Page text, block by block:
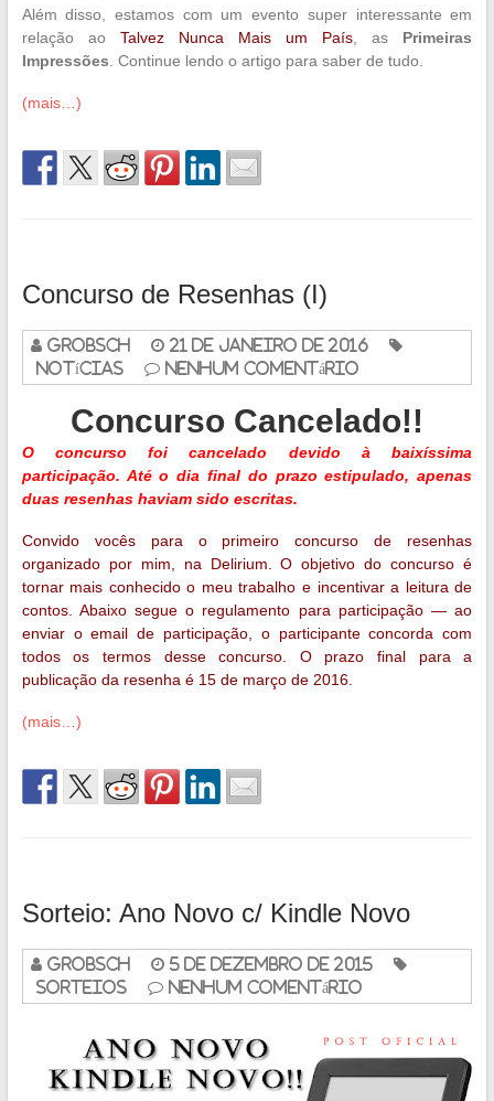
Além disso, estamos com um evento super interessante em
relação ao Talvez Nunca Mais um País , as Primeiras
Impressões . Continue lendo o artigo para saber de tudo.
(mais…)
Concurso de Resenhas (I)
grobsch
21 de janeiro de 2016
Notícias
Nenhum Comentário
Concurso Cancelado!!
O concurso foi cancelado devido à baixíssima
participação. Até o dia final do prazo estipulado, apenas
duas resenhas haviam sido escritas.
Convido vocês para o primeiro concurso de resenhas
organizado por mim, na Delirium. O objetivo do concurso é
tornar mais conhecido o meu trabalho e incentivar a leitura de
contos. Abaixo segue o regulamento para participação — ao
enviar o email de participação, o participante concorda com
todos os termos desse concurso. O prazo final para a
publicação da resenha é 15 de março de 2016.
(mais…)
Sorteio: Ano Novo c/ Kindle Novo
grobsch
5 de dezembro de 2015
Sorteios
Nenhum Comentário